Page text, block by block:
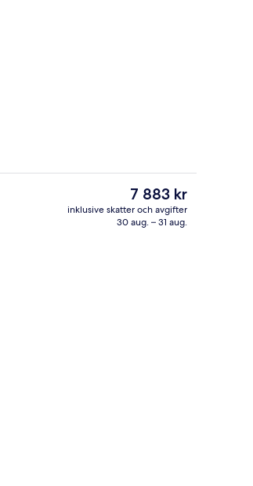
Det
nuvarande
priset
7 883 kr
inklusive skatter och avgifter
30 aug. – 31 aug.